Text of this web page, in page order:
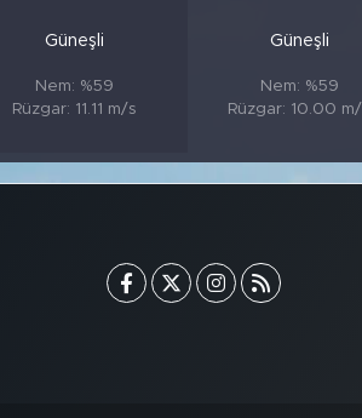
Güneşli
Nem: %59
Rüzgar: 11.11 m/s
Güneşli
Nem: %59
Rüzgar: 10.00